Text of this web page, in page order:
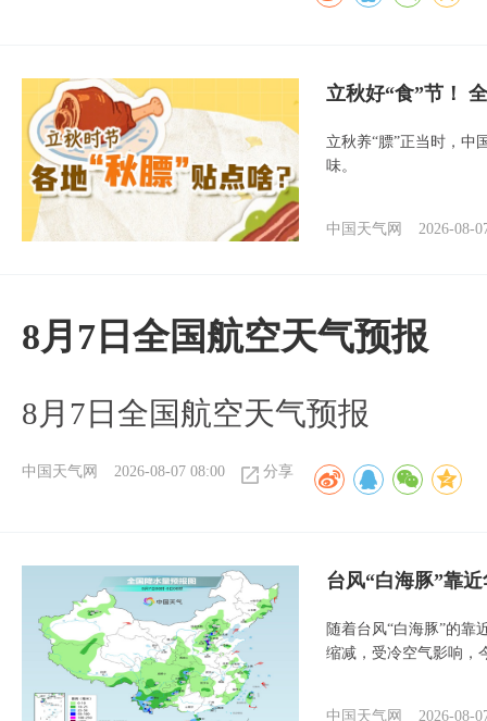
立秋好“食”节！
立秋养“膘”正当时，中
味。
中国天气网 2026-08-
8月7日全国航空天气预报
8月7日全国航空天气预报
中国天气网 2026-08-07 08:00 分享
台风“白海豚”靠
随着台风“白海豚”的靠
缩减，受冷空气影响，
中国天气网 2026-08-